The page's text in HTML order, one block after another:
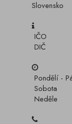
Slovensko
IČO
DIČ
Pondělí -
Sobota
Neděle